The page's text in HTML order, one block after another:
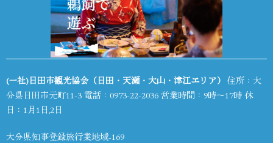
(一社)日田市観光協会（日田・天瀬・大山・津江エリア） 住所：大
分県日田市元町11-3 電話： 0973-22-2036 営業時間：9時～17時 休
日：1月1日,2日
大分県知事登録旅行業地域-169